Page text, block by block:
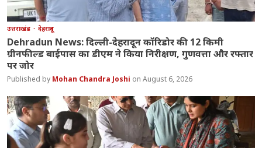
उत्तराखंड देहरादून
Dehradun News: दिल्ली-देहरादून कॉरिडोर की 12 किमी
ग्रीनफील्ड बाईपास का डीएम ने किया निरीक्षण, गुणवत्ता और रफ्तार
पर जोर
Mohan Chandra Joshi August 6, 2026